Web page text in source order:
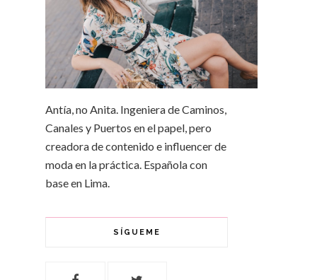
Antía, no Anita. Ingeniera de Caminos,
Canales y Puertos en el papel, pero
creadora de contenido e influencer de
moda en la práctica. Española con
base en Lima.
SÍGUEME